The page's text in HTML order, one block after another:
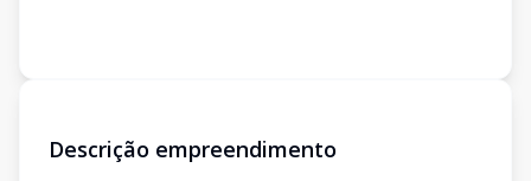
Descrição empreendimento